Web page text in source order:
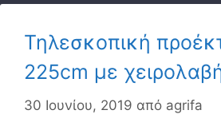
Τηλεσκοπική
225cm με
30 Ιουνίου, 2019 από agrifa